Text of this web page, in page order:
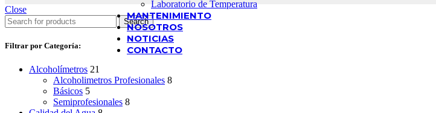
Laboratorio de Temperatura
MANTENIMIENTO
NOSOTROS
NOTICIAS
CONTACTO
Close
Search
Filtrar por Categoría:
Alcoholímetros 21
Alcoholimetros Profesionales 8
Básicos 5
Semiprofesionales 8